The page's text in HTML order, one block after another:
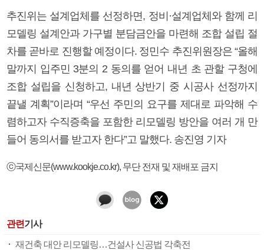
추진위는 설계업체를 선정하면, 정비·설계업체와 함께 리
모델링 설계안과 가구별 분담금안을 마련해 조합 설립 절
차를 곧바로 진행할 예정이다. 정민수 추진위원장은 “올해
말까지 입주민 3분의 2 동의를 얻어 내년 초 관할 구청에
조합 설립을 신청하고, 내년 상반기 중 시공사 선정까지
끝낼 계획”이라며 “우선 주민의 요구를 제대로 파악해 수
렴하고자 수직증축을 포함한 리모델링 방안을 여러 개 만
들어 동의서를 받고자 한다”고 말했다. 송진영 기자
ⓒ국제신문(www.kookje.co.kr), 무단 전재 및 재배포 금지
관련기사
재건축 대안 리모델링…건설사 신공법 각축전